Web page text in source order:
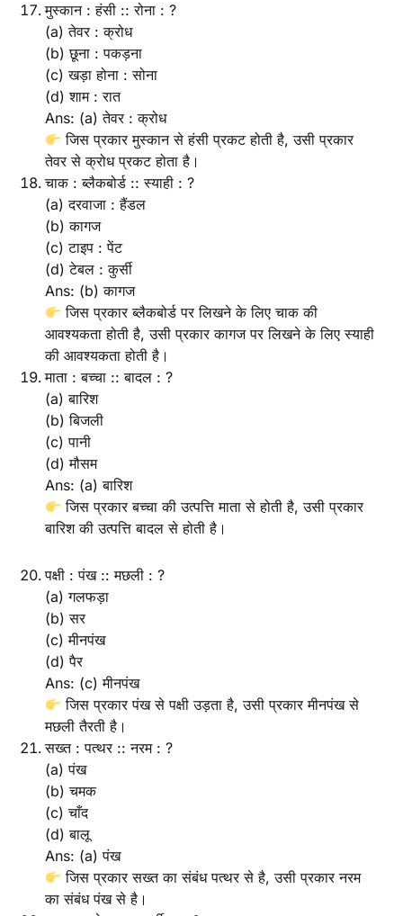
मुस्कान : हंसी :: रोना : ?
(a) तेवर : क्रोध
(b) छूना : पकड़ना
(c) खड़ा होना : सोना
(d) शाम : रात
Ans: (a) तेवर : क्रोध
जिस प्रकार मुस्कान से हंसी प्रकट होती है, उसी प्रकार
तेवर से क्रोध प्रकट होता है।
चाक : ब्लैकबोर्ड :: स्याही : ?
(a) दरवाजा : हैंडल
(b) कागज
(c) टाइप : पेंट
(d) टेबल : कुर्सी
Ans: (b) कागज
जिस प्रकार ब्लैकबोर्ड पर लिखने के लिए चाक की
आवश्यकता होती है, उसी प्रकार कागज पर लिखने के लिए स्याही
की आवश्यकता होती है।
माता : बच्चा :: बादल : ?
(a) बारिश
(b) बिजली
(c) पानी
(d) मौसम
Ans: (a) बारिश
जिस प्रकार बच्चा की उत्पत्ति माता से होती है, उसी प्रकार
बारिश की उत्पत्ति बादल से होती है।
पक्षी : पंख :: मछली : ?
(a) गलफड़ा
(b) सर
(c) मीनपंख
(d) पैर
Ans: (c) मीनपंख
जिस प्रकार पंख से पक्षी उड़ता है, उसी प्रकार मीनपंख से
मछली तैरती है।
सख्त : पत्थर :: नरम : ?
(a) पंख
(b) चमक
(c) चाँद
(d) बालू
Ans: (a) पंख
जिस प्रकार सख्त का संबंध पत्थर से है, उसी प्रकार नरम
का संबंध पंख से है।